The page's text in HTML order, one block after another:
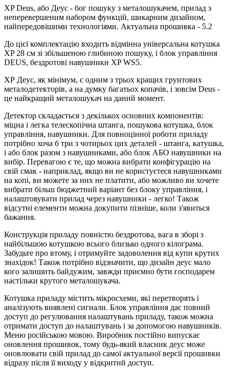
XP Deus, або Деус - бог пошуку з металошукачем, прилад з
неперевершеним набором функцій, шикарним дизайном,
найпередовішими технологіями. Актуальна прошивка - 5.2
До цієї комплектацію входить відмінна універсальна котушка
XP 28 см зі збільшеною глибиною пошуку, і блок управління
DEUS, бездротові навушники XP WS5.
ХР Деус, як мінімум, є одним з трьох кращих грунтових
металодетекторів, а на думку багатьох копачів, і зовсім Deus -
це найкращий металошукач на даний момент.
Детектор складається з декількох основних компонентів:
міцна і легка телескопічна штанга, пошукова котушка, блок
управління, навушники. Для повноцінної роботи приладу
потрібно хоча б три з чотирьох цих деталей - штанга, катушка,
і або блок разом з навушниками, або блок АБО навушники на
вибір. Перевагою є те, що можна вибрати конфігурацію на
свій смак - наприклад, якщо ви не користуєтеся навушниками
на копі, ви можете за них не платити, або можливо ви хочете
вибрати більш бюджетний варіант без блоку управління, і
налаштовувати прилад через навушники - легко! Також
відсутні елементи можна докупити пізніше, коли з'явиться
бажання.
Конструкція приладу повністю бездротова, вага в зборі з
найбільшою котушкою всього близько одного кілограма.
Забудьте про втому, і отримуйте задоволення від купи крутих
знахідок! Також потрібно відзначити, що дизайн деус мало
кого залишить байдужим, завжди приємно бути господарем
настільки крутого металошукача.
Котушка приладу містить мікросхеми, які перетворять і
аналізують виявлені сигнали. Блок управління дає повний
доступ до регулювання налаштувань приладу, також можна
отримати доступ до налаштувань і за допомогою навушників.
Меню російською мовою. Виробник постійно випускає
оновлення прошивок, тому будь-який власник деус може
оновлювати свій прилад до самої актуальної версії прошивки
відразу після її виходу у відкритий доступ.